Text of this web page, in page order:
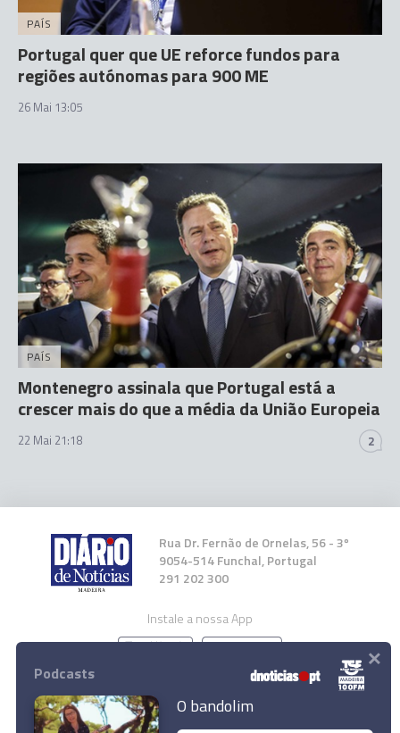
PAÍS
Portugal quer que UE reforce fundos para
regiões autónomas para 900 ME
26 Mai 13:05
PAÍS
Montenegro assinala que Portugal está a
crescer mais do que a média da União Europeia
22 Mai 21:18 2
Rua Dr. Fernão de Ornelas, 56 - 3º
9054-514 Funchal, Portugal
291 202 300
Instale a nossa App
Podcasts
O bandolim
×